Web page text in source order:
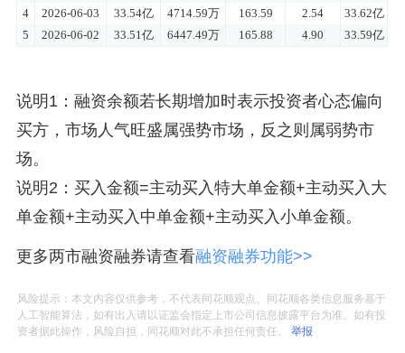
说明1：融资余额若长期增加时表示投资者心态偏向
买方，市场人气旺盛属强势市场，反之则属弱势市
场。
说明2：买入金额=主动买入特大单金额+主动买入大
单金额+主动买入中单金额+主动买入小单金额。
更多两市融资融券请查看融资融券功能>>
风险提示：本文内容仅供参考，不代表同花顺观点。同花顺各类信息服务基于
人工智能算法，如有出入请以证监会指定上市公司信息披露平台为准。如有投
资者据此操作，风险自担，同花顺对此不承担任何责任。举报